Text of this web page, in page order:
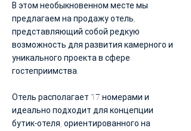
В этом необыкновенном месте мы
предлагаем на продажу отель,
представляющий собой редкую
возможность для развития камерного и
уникального проекта в сфере
гостеприимства.
Отель располагает 17 номерами и
идеально подходит для концепции
бутик-отеля, ориентированного на